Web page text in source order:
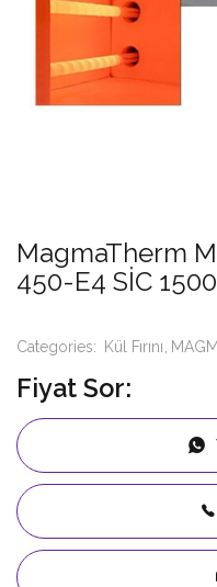
MagmaTherm
450-E4 SİC
Categories: Kül Fırını
Fiyat Sor: